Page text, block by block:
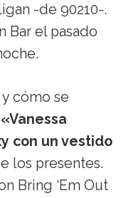
-de 90210-.
Bar el pasado
cómo se
«Vanessa
con un vestido
los presentes.
Bring ‘Em Out